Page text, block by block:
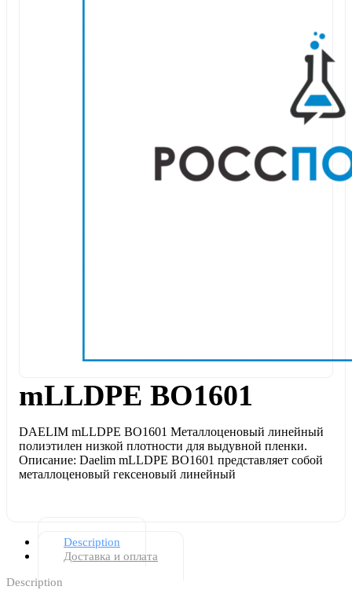
mLLDPE BO1601
DAELIM mLLDPE BO1601 Металлоценовый линейный
полиэтилен низкой плотности для выдувной пленки.
Описание: Daelim mLLDPE BO1601 представляет собой
металлоценовый гексеновый линейный
Description
Доставка и оплата
Description